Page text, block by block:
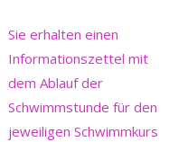
Sie erhalten einen
Informationszettel mit
dem Ablauf der
Schwimmstunde für den
jeweiligen Schwimmkurs